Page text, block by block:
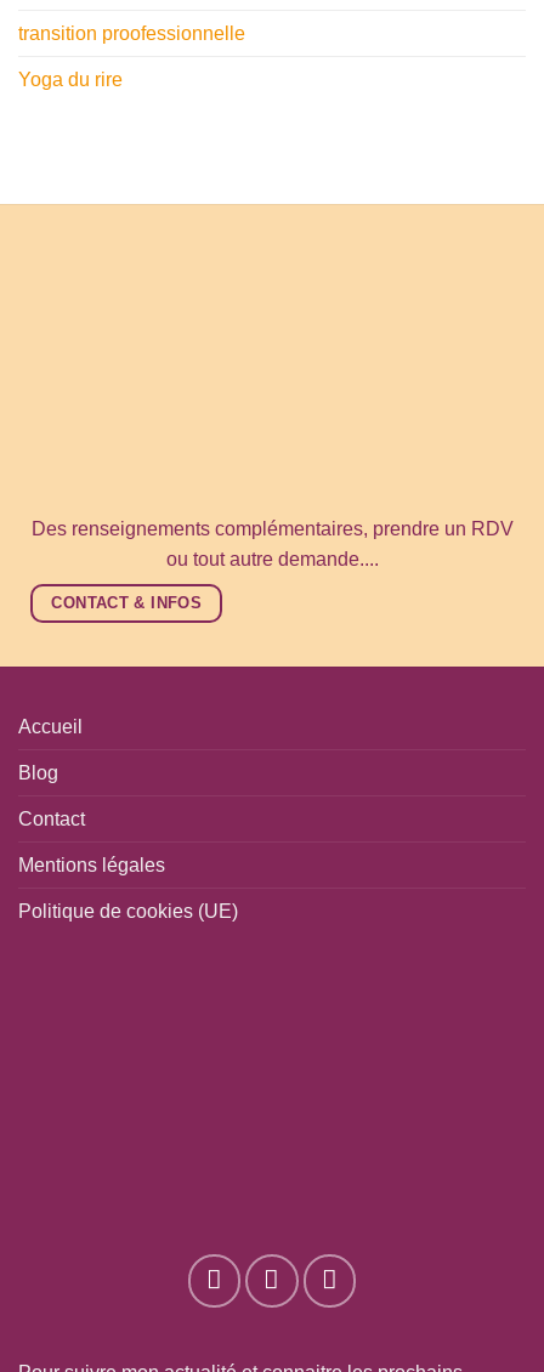
transition proofessionnelle
Yoga du rire
Des renseignements complémentaires, prendre un RDV
ou tout autre demande....
CONTACT & INFOS
Accueil
Blog
Contact
Mentions légales
Politique de cookies (UE)